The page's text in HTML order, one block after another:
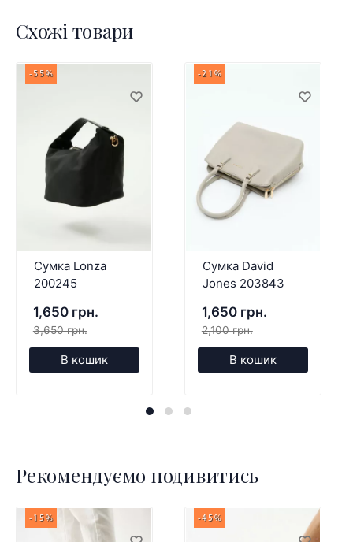
Схожі товари
-55%
Сумка Lonza
200245
1,650 грн.
3,650 грн.
В кошик
-21%
Сумка David
Jones 203843
1,650 грн.
2,100 грн.
В кошик
Рекомендуємо подивитись
-15% -45%